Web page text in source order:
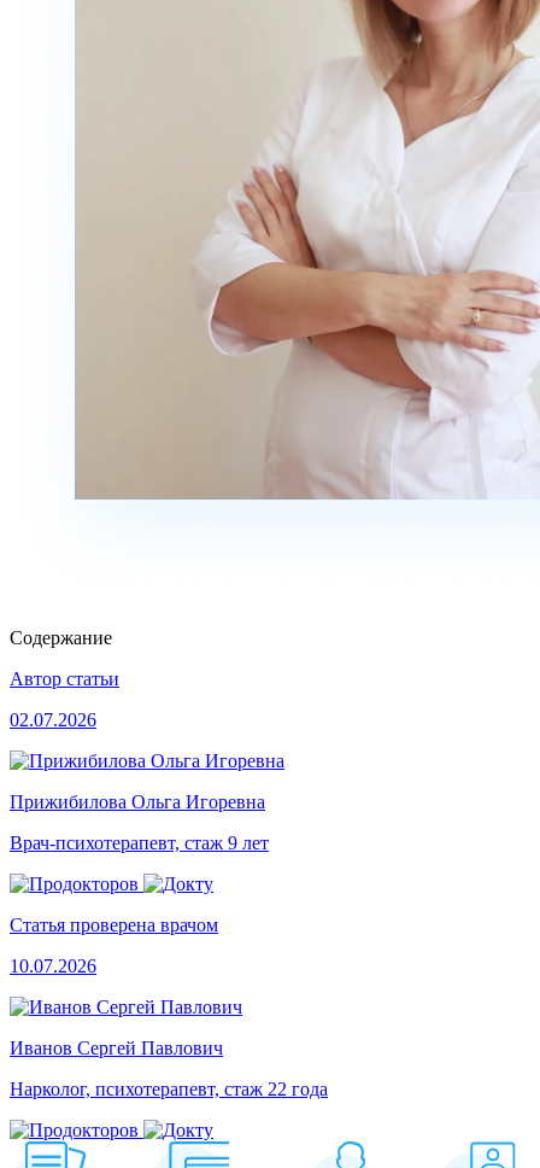
Содержание
Автор статьи
02.07.2026
Прижибилова Ольга Игоревна
Врач-психотерапевт, стаж 9 лет
Статья проверена врачом
10.07.2026
Иванов Сергей Павлович
Нарколог, психотерапевт, стаж 22 года